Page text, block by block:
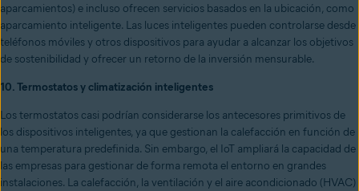
aparcamientos) e incluso ofrecen servicios basados en la ubicación, como
aparcamiento inteligente. Las luces inteligentes pueden controlarse desde
teléfonos móviles y otros dispositivos para ayudar a alcanzar los objetivos
de sostenibilidad y ofrecer un retorno de la inversión mensurable.
10. Termostatos y climatización inteligentes
Los termostatos casi podrían considerarse los antecesores primitivos de
los dispositivos inteligentes, ya que gestionan la calefacción en función de
una temperatura predefinida. Sin embargo, el IoT ampliará la capacidad de
las empresas para gestionar de forma remota el entorno en grandes
instalaciones. La calefacción, la ventilación y el aire acondicionado (HVAC)